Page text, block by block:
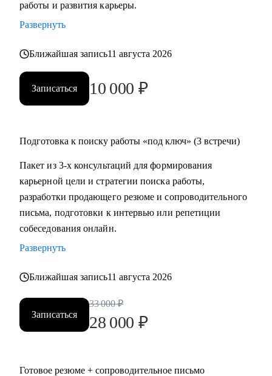
время на ее поиск, увеличить поток предложений, выйти
на новый уровень дохода.
Вашей карьерной цели.
• Провести аудит и составить убедительное резюме, чтобы
в Вас увидели серьезно настроенного и сильного
кандидата.
барьеры на пути к работе мечты.
преимущество перед другими кандидатами.
• Решить любую карьерную задачу (смена профессии,
грейда, перерывы в работе, выход из декрета, возраст 45+ и
др.)
Кому могу помочь:
• строительство, промышленность, производство
нефтегазовая отрасль;
• закупки, cнабжение, логистика, ВЭД;
• продажи, HoReCa;
работы и развития карьеры.
Развернуть
Ближайшая запись11 августа 2026
Записаться 10 000 ₽
Подготовка к поиску работы «под ключ» (3 встречи)
Пакет из 3-х консультаций для формирования
карьерной цели и стратегии поиска работы,
разработки продающего резюме и сопроводительного
письма, подготовки к интервью или репетиции
собеседования онлайн.
Развернуть
Ближайшая запись11 августа 2026
Записаться
33 000 ₽
28 000 ₽
Готовое резюме + сопроводительное письмо